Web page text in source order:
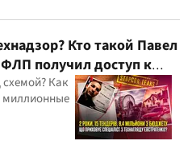
Кто такой Павел
ФЛП получил доступ к
Как
миллионные